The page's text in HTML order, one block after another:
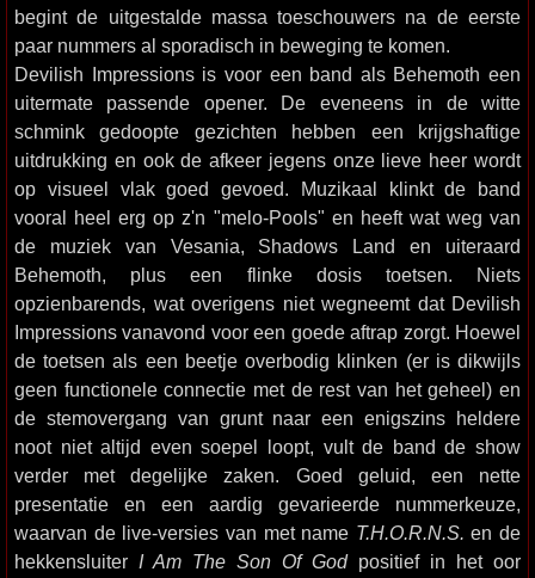
begint de uitgestalde massa toeschouwers na de eerste
paar nummers al sporadisch in beweging te komen.
Devilish Impressions is voor een band als Behemoth een
uitermate passende opener. De eveneens in de witte
schmink gedoopte gezichten hebben een krijgshaftige
uitdrukking en ook de afkeer jegens onze lieve heer wordt
op visueel vlak goed gevoed. Muzikaal klinkt de band
vooral heel erg op z'n "melo-Pools" en heeft wat weg van
de muziek van Vesania, Shadows Land en uiteraard
Behemoth, plus een flinke dosis toetsen. Niets
opzienbarends, wat overigens niet wegneemt dat Devilish
Impressions vanavond voor een goede aftrap zorgt. Hoewel
de toetsen als een beetje overbodig klinken (er is dikwijls
geen functionele connectie met de rest van het geheel) en
de stemovergang van grunt naar een enigszins heldere
noot niet altijd even soepel loopt, vult de band de show
verder met degelijke zaken. Goed geluid, een nette
presentatie en een aardig gevarieerde nummerkeuze,
waarvan de live-versies van met name T.H.O.R.N.S. en de
hekkensluiter I Am The Son Of Godpositief in het oor